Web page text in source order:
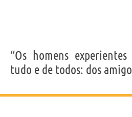
“Os homens
tudo e de todos: dos